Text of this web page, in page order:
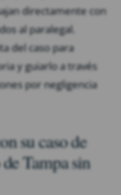
directamente con
​​al paralegal.
del caso para
y guiarlo a través
por negligencia
su caso de
Tampa sin